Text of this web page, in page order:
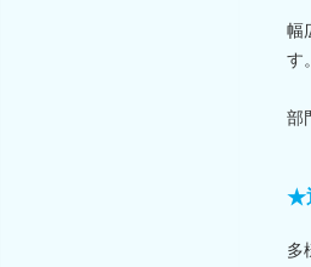
幅
す。
部
★
多